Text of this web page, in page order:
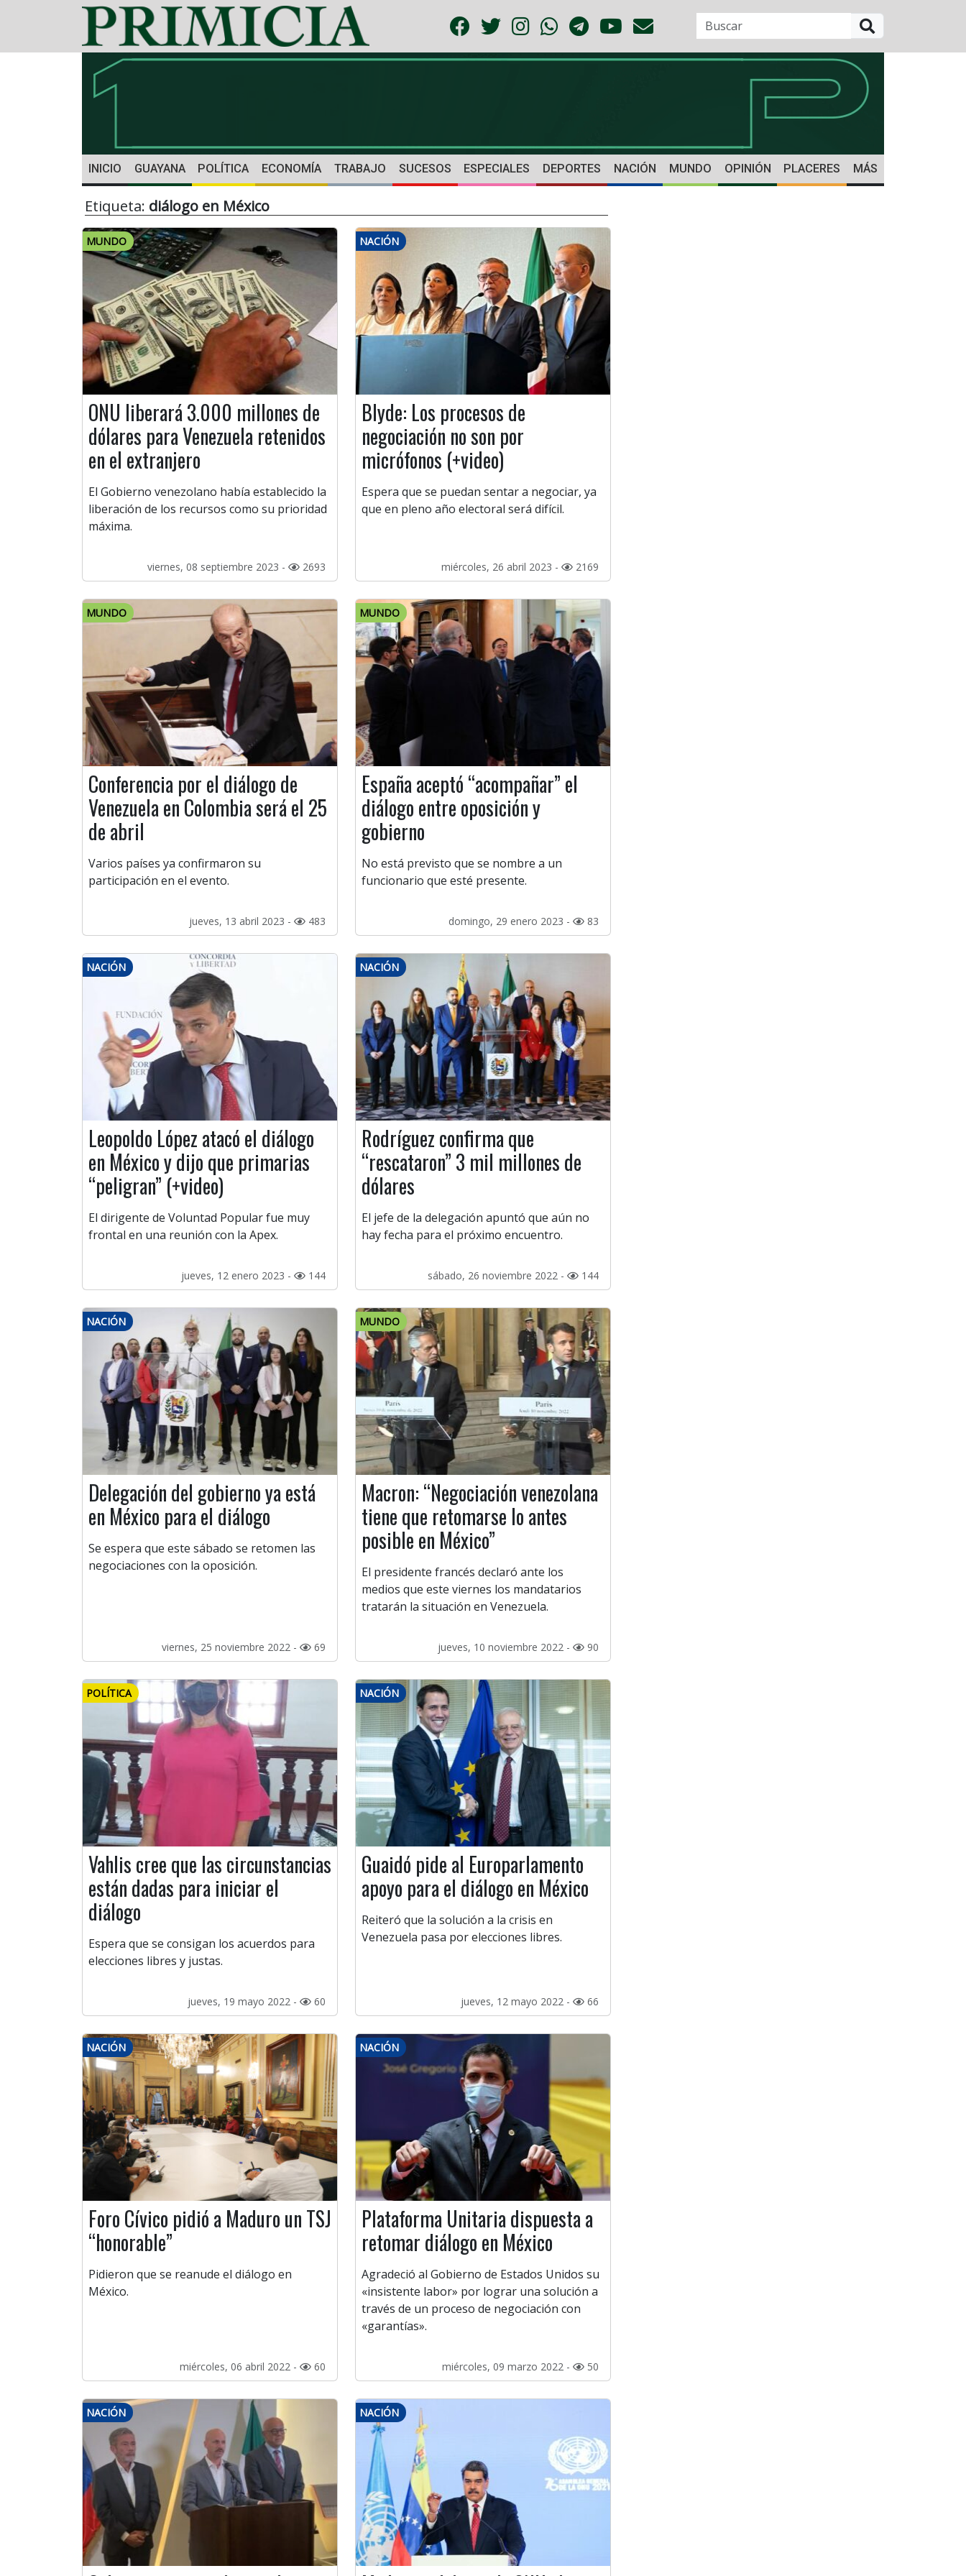
INICIO GUAYANA POLÍTICA ECONOMÍA TRABAJO SUCESOS ESPECIALES DEPORTES NACIÓN MUNDO OPINIÓN PLACERES MÁS
Etiqueta: diálogo en México
MUNDO
ONU liberará 3.000 millones de
dólares para Venezuela retenidos
en el extranjero
El Gobierno venezolano había establecido la
liberación de los recursos como su prioridad
máxima.
viernes, 08 septiembre 2023 - 2693
NACIÓN
Blyde: Los procesos de
negociación no son por
micrófonos (+video)
Espera que se puedan sentar a negociar, ya
que en pleno año electoral será difícil.
miércoles, 26 abril 2023 - 2169
MUNDO
Conferencia por el diálogo de
Venezuela en Colombia será el 25
de abril
Varios países ya confirmaron su
participación en el evento.
jueves, 13 abril 2023 - 483
MUNDO
España aceptó “acompañar” el
diálogo entre oposición y
gobierno
No está previsto que se nombre a un
funcionario que esté presente.
domingo, 29 enero 2023 - 83
NACIÓN
Leopoldo López atacó el diálogo
en México y dijo que primarias
“peligran” (+video)
El dirigente de Voluntad Popular fue muy
frontal en una reunión con la Apex.
jueves, 12 enero 2023 - 144
NACIÓN
Rodríguez confirma que
“rescataron” 3 mil millones de
dólares
El jefe de la delegación apuntó que aún no
hay fecha para el próximo encuentro.
sábado, 26 noviembre 2022 - 144
NACIÓN
Delegación del gobierno ya está
en México para el diálogo
Se espera que este sábado se retomen las
negociaciones con la oposición.
viernes, 25 noviembre 2022 - 69
MUNDO
Macron: “Negociación venezolana
tiene que retomarse lo antes
posible en México”
El presidente francés declaró ante los
medios que este viernes los mandatarios
tratarán la situación en Venezuela.
jueves, 10 noviembre 2022 - 90
POLÍTICA
Vahlis cree que las circunstancias
están dadas para iniciar el
diálogo
Espera que se consigan los acuerdos para
elecciones libres y justas.
jueves, 19 mayo 2022 - 60
NACIÓN
Guaidó pide al Europarlamento
apoyo para el diálogo en México
Reiteró que la solución a la crisis en
Venezuela pasa por elecciones libres.
jueves, 12 mayo 2022 - 66
NACIÓN
Foro Cívico pidió a Maduro un TSJ
“honorable”
Pidieron que se reanude el diálogo en
México.
miércoles, 06 abril 2022 - 60
NACIÓN
Plataforma Unitaria dispuesta a
retomar diálogo en México
Agradeció al Gobierno de Estados Unidos su
«insistente labor» por lograr una solución a
través de un proceso de negociación con
«garantías».
miércoles, 09 marzo 2022 - 50
NACIÓN NACIÓN